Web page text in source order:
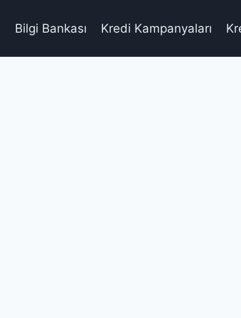
Bilgi Bankası Kredi Kampanyaları